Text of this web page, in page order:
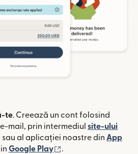
te. Creează un cont folosind
mail, prin intermediul site-ului
(se deschide într-o fereastră nouă)
sau al aplicației noastre din App
într-o fereastră nouă)
Google Play (se deschide într-o
.